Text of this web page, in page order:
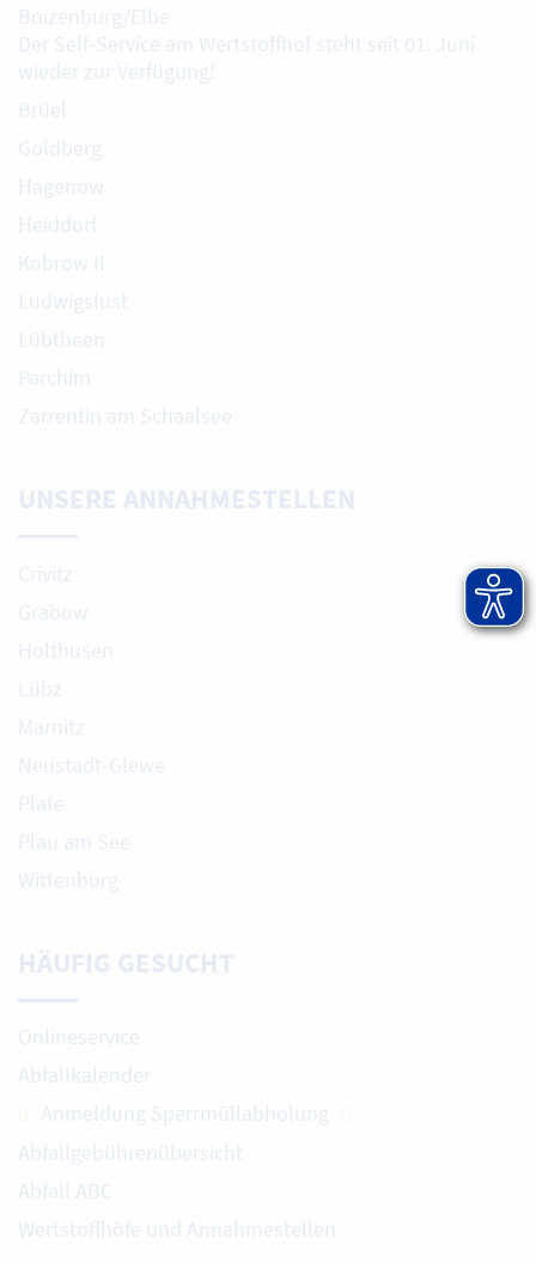
Boizenburg/Elbe
Der Self-Service am Wertstoffhof steht seit 01. Juni
wieder zur Verfügung!
Brüel
Goldberg
Hagenow
Heiddorf
Kobrow II
Ludwigslust
Lübtheen
Parchim
Zarrentin am Schaalsee
UNSERE ANNAHMESTELLEN
Crivitz
Grabow
Holthusen
Lübz
Marnitz
Neustadt-Glewe
Plate
Plau am See
Wittenburg
HÄUFIG GESUCHT
Onlineservice
Abfallkalender
Anmeldung Sperrmüllabholung
Abfallgebührenübersicht
Abfall ABC
Wertstoffhöfe und Annahmestellen